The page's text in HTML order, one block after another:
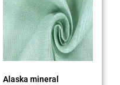
Alaska mineral